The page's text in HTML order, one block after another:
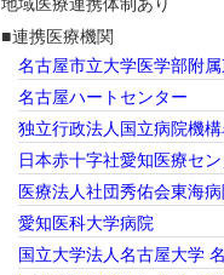
連携医療機関
名古屋市立大学医学部附
名古屋ハートセンター
独立行政法人国立病院機
日本赤十字社愛知医療セ
医療法人社団秀佑会東海病
愛知医科大学病院
国立大学法人名古屋大学